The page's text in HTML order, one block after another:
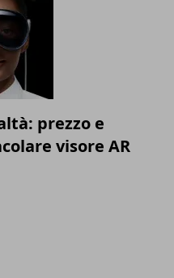
prezzo e
visore AR